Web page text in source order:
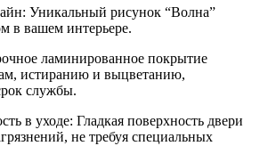
Уникальный рисунок “Волна”
в вашем интерьере.
ламинированное покрытие
истиранию и выцветанию,
службы.
в уходе: Гладкая поверхность двери
не требуя специальных